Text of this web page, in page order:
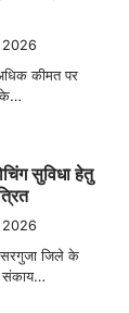
कीमत पर
के…
सुविधा हेतु
जिले के
संकाय…